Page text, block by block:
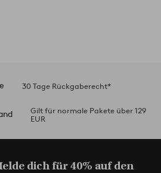
30 Tage Rückgaberecht*
Gilt für normale Pakete über 129
EUR
dich für 40% auf den